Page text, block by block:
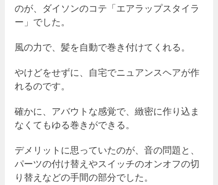
のが、ダイソンのコテ「エアラップスタイラ
ー」でした。
風の力で、髪を自動で巻き付けてくれる。
やけどをせずに、自宅でニュアンスヘアが作
れるのです。
確かに、アバウトな感覚で、緻密に作り込ま
なくてもゆる巻きができる。
デメリットに思っていたのが、音の問題と、
パーツの付け替えやスイッチのオンオフの切
り替えなどの手間の部分でした。